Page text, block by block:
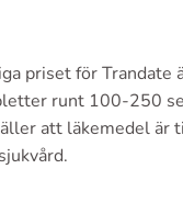
priset för Trandate
runt 100-250
att läkemedel är